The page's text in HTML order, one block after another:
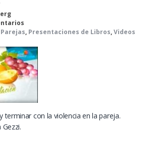
Parejas, Presentaciones de Libros,Videos
terminar con la violencia en la pareja.